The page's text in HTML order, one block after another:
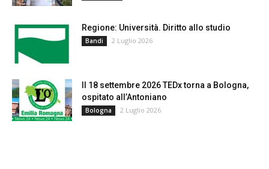
Regione: Università. Diritto allo studio
Bandi 2 Luglio 2026
Il 18 settembre 2026 TEDx torna a Bologna,
ospitato all’Antoniano
Bologna 2 Luglio 2026